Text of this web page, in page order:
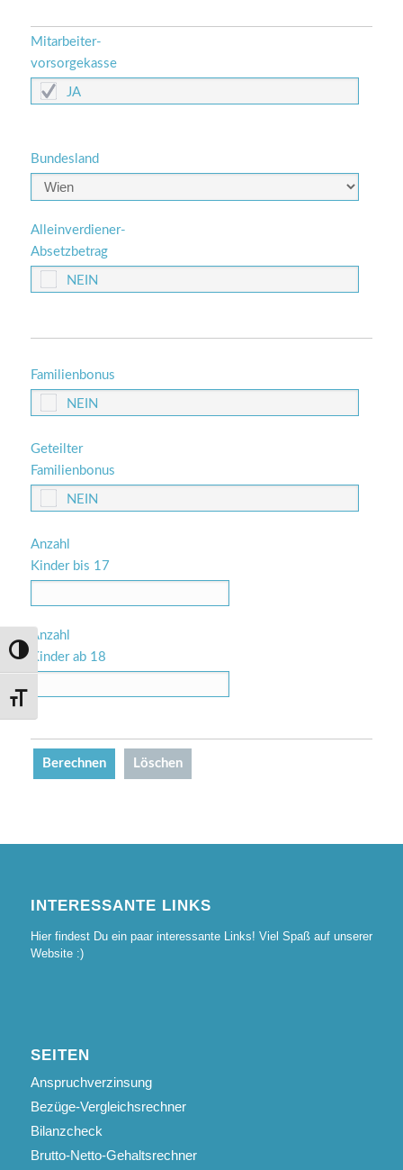
Umschalten auf hohe Kontraste
Schrift vergrößern
Mitarbeiter-
vorsorgekasse
Bundesland
Alleinverdiener-
Absetzbetrag
Familienbonus
Geteilter
Familienbonus
Anzahl
Kinder bis 17
Anzahl
Kinder ab 18
INTERESSANTE LINKS
Hier findest Du ein paar interessante Links! Viel Spaß auf unserer
Website :)
SEITEN
Anspruchverzinsung
Bezüge-Vergleichsrechner
Bilanzcheck
Brutto-Netto-Gehaltsrechner